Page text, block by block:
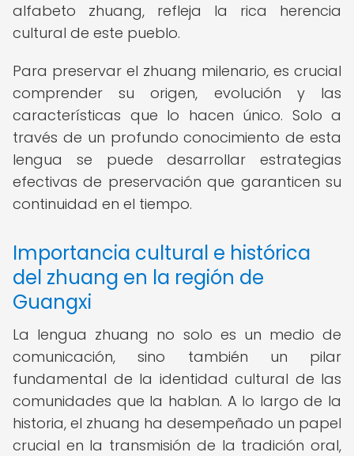
alfabeto zhuang, refleja la rica herencia
cultural de este pueblo.
Para preservar el zhuang milenario, es crucial
comprender su origen, evolución y las
características que lo hacen único. Solo a
través de un profundo conocimiento de esta
lengua se puede desarrollar estrategias
efectivas de preservación que garanticen su
continuidad en el tiempo.
Importancia cultural e histórica
del zhuang en la región de
Guangxi
La lengua zhuang no solo es un medio de
comunicación, sino también un pilar
fundamental de la identidad cultural de las
comunidades que la hablan. A lo largo de la
historia, el zhuang ha desempeñado un papel
crucial en la transmisión de la tradición oral,